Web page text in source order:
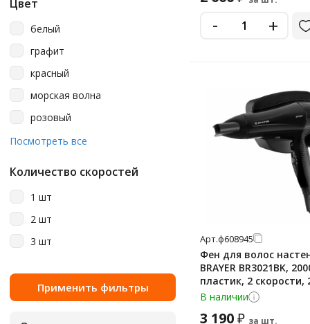
Цвет
белый
графит
красный
морская волна
розовый
серый
Посмотреть все
Количество скоростей
1 шт
2 шт
3 шт
- +
Арт.ф608945
Фен для волос
BRAYER BR3021BK,
пластик, 2 скорости,
температурных
В наличии
3 190₽ за шт.